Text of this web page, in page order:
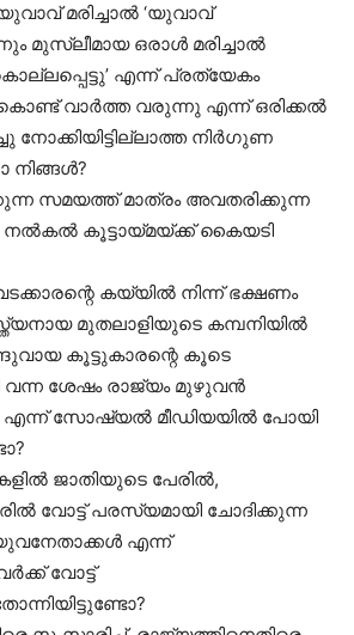
മരിച്ചാൽ ‘യുവാവ്
മുസ്‌ലീമായ ഒരാൾ മരിച്ചാൽ
എന്ന് പ്രത്യേകം
കൊണ്ട് വാർത്ത വരുന്നു എന്ന് ഒരിക്കൽ
നിർഗുണ
സമയത്ത് മാത്രം അവതരിക്കുന്ന
നൽകൽ കൂട്ടായ്‌മയ്ക്ക് കൈയടി
കയ്യിൽ നിന്ന് ഭക്ഷണം
മുതലാളിയുടെ കമ്പനിയിൽ
കൂട്ടുകാരന്റെ കൂടെ
വന്ന ശേഷം രാജ്യം മുഴുവൻ
സോഷ്യൽ മീഡിയയിൽ പോയി
ജാതിയുടെ പേരിൽ,
വോട്ട് പരസ്യമായി ചോദിക്കുന്ന
എന്ന്
വോട്ട്